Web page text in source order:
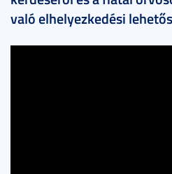
való elhelyezkedési